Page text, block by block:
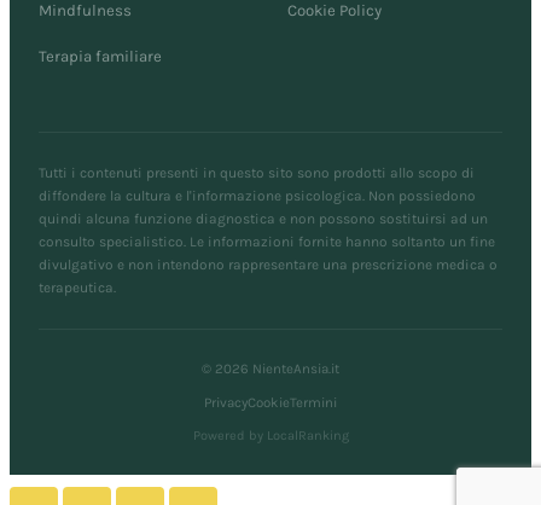
Mindfulness
Terapia familiare
Cookie Policy
Tutti i contenuti presenti in questo sito sono prodotti allo scopo di
diffondere la cultura e l'informazione psicologica. Non possiedono
quindi alcuna funzione diagnostica e non possono sostituirsi ad un
consulto specialistico. Le informazioni fornite hanno soltanto un fine
divulgativo e non intendono rappresentare una prescrizione medica o
terapeutica.
© 2026 NienteAnsia.it
PrivacyCookieTermini
Powered by LocalRanking